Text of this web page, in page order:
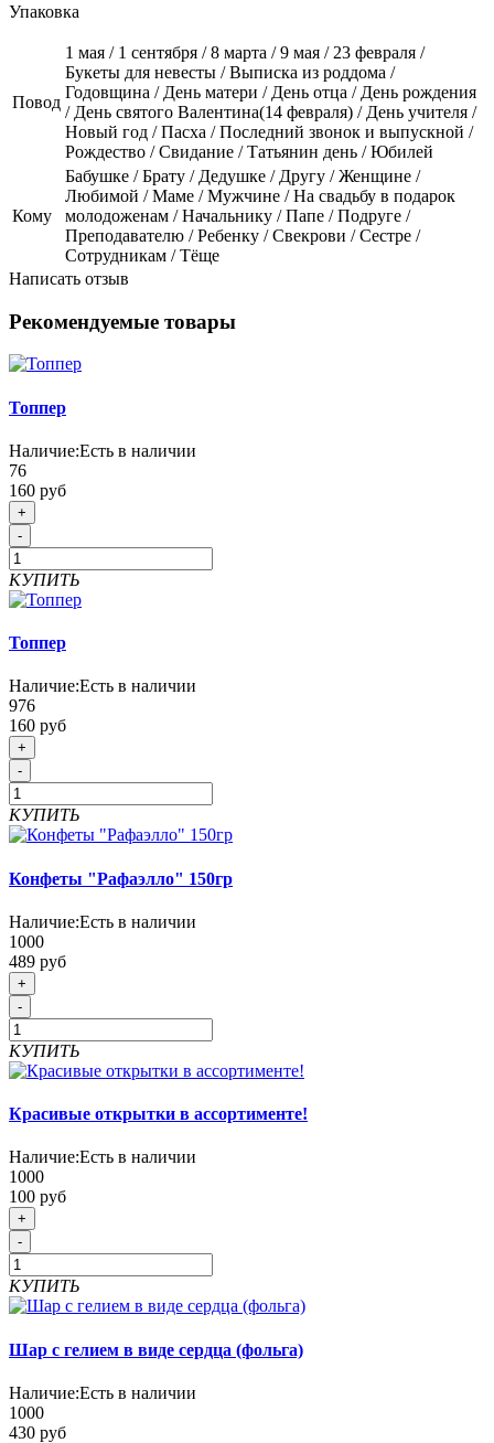
Упаковка
Повод
1 мая / 1 сентября / 8 марта / 9 мая / 23 февраля /
Букеты для невесты / Выписка из роддома /
Годовщина / День матери / День отца / День рождения
/ День святого Валентина(14 февраля) / День учителя /
Новый год / Пасха / Последний звонок и выпускной /
Рождество / Свидание / Татьянин день / Юбилей
Кому
Бабушке / Брату / Дедушке / Другу / Женщине /
Любимой / Маме / Мужчине / На свадьбу в подарок
молодоженам / Начальнику / Папе / Подруге /
Преподавателю / Ребенку / Свекрови / Сестре /
Сотрудникам / Тёще
Написать отзыв
Рекомендуемые товары
Топпер
Наличие:Есть в наличии
76
160 руб
+
-
КУПИТЬ
Топпер
Наличие:Есть в наличии
976
160 руб
+
-
КУПИТЬ
Конфеты "Рафаэлло" 150гр
Наличие:Есть в наличии
1000
489 руб
+
-
КУПИТЬ
Красивые открытки в ассортименте!
Наличие:Есть в наличии
1000
100 руб
+
-
КУПИТЬ
Шар с гелием в виде сердца (фольга)
Наличие:Есть в наличии
1000
430 руб